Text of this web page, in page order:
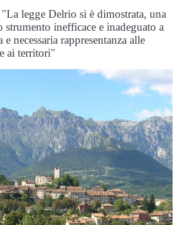
legge Delrio si è dimostrata, una
inefficace e inadeguato a
necessaria rappresentanza alle
ai territori"